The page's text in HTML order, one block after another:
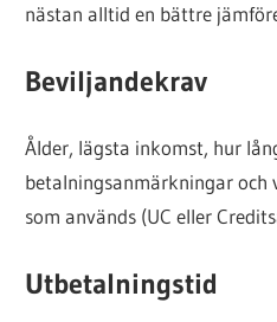
nästan alltid en bättre
Beviljandekrav
Ålder, lägsta inkomst, hur
betalningsanmärkningar och
som används (UC eller
Utbetalningstid